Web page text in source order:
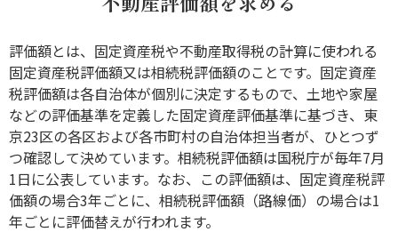
評価額とは、固定資産税や不動産取得税の計算に使われる
固定資産税評価額又は相続税評価額のことです。固定資産
税評価額は各自治体が個別に決定するもので、土地や家屋
などの評価基準を定義した固定資産評価基準に基づき、東
京23区の各区および各市町村の自治体担当者が、ひとつず
つ確認して決めています。相続税評価額は国税庁が毎年7月
1日に公表しています。なお、この評価額は、固定資産税評
価額の場合3年ごとに、相続税評価額（路線価）の場合は1
年ごとに評価替えが行われます。